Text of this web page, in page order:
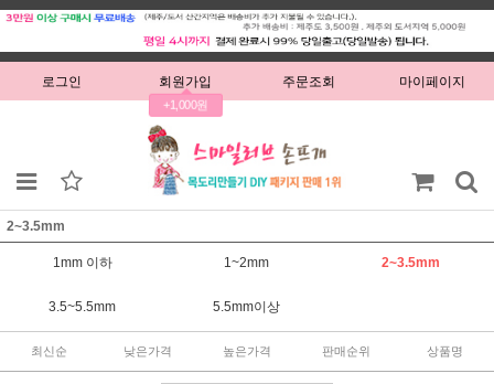
로그인 회원가입
+1,000원
주문조회 마이페이지
2~3.5mm
1mm 이하 1~2mm 2~3.5mm
3.5~5.5mm 5.5mm이상
최신순 낮은가격 높은가격 판매순위 상품명